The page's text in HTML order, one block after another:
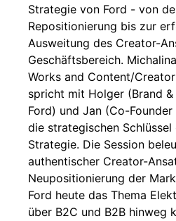
Strategie von Ford - von
Repositionierung bis zur
Ausweitung des Creator-
Geschäftsbereich.
Works and Content/
spricht mit Holger (Brand
Ford) und Jan (Co-
die strategischen
Strategie. Die Session
authentischer Creator-
Neupositionierung der
Ford heute das Thema
über B2C und B2B hinweg